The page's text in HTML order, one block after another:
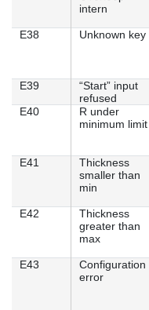
intern
E38
Unknown key
E39
“Start” input
refused
E40
R under
minimum limit
E41
Thickness
smaller than
min
E42
Thickness
greater than
max
E43
Configuration
error